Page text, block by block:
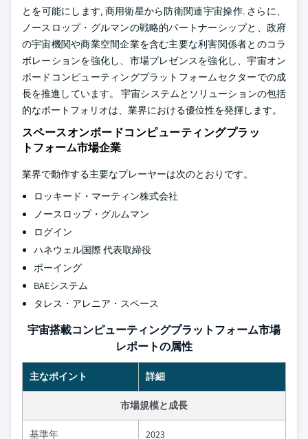
とを可能にします, 商用衛星から防衛関連宇宙操作. さらに、
ノースロップ・グルマンの戦略的パートナーシップと、政府
の宇宙機関や商業空間企業を含む主要な利害関係者とのコラ
ボレーションを強化し、市場プレゼンスを強化し、宇宙オン
ボードコンピューティングプラットフォームセクターでの成
長を推進しています。 宇宙システムとソリューションの包括
的なポートフォリオは、業界における優位性を発揮します。
スペースオンボードコンピューティングプラッ
トフォーム市場企業
業界で動作する主要なプレーヤーは次のとおりです。
ロッキード・マーティン株式会社
ノースロップ・グルムマン
ログイン
ハネウェル国際 代表取締役
ボーイング
BAEシステム
タレス・アレニア・スペース
宇宙搭載コンピューティングプラットフォーム市場
レポートの属性
主なポイント 詳細
市場規模と成長
基準年 2023